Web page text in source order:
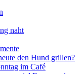
naht
den Hund grillen?
im Café